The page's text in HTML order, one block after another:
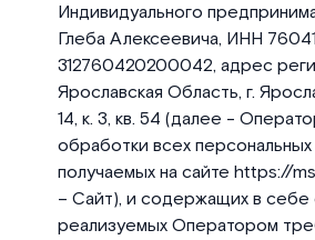
Индивидуального
Глеба Алексеевича, ИНН
312760420200042, адрес
Ярославская Область, г.
14, к. 3, кв. 54 (далее -
обработки всех персональных
получаемых на сайте https://
– Сайт), и содержащих в себе
реализуемых Оператором